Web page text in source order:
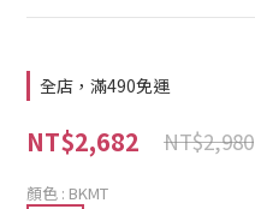
全店，滿490免運
NT$2,682 NT$2,980
顏色 : BKMT